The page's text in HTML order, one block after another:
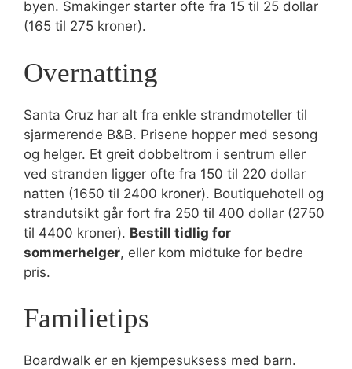
byen. Smakinger starter ofte fra 15 til 25 dollar
(165 til 275 kroner).
Overnatting
Santa Cruz har alt fra enkle strandmoteller til
sjarmerende B&B. Prisene hopper med sesong
og helger. Et greit dobbeltrom i sentrum eller
ved stranden ligger ofte fra 150 til 220 dollar
natten (1650 til 2400 kroner). Boutiquehotell og
strandutsikt går fort fra 250 til 400 dollar (2750
til 4400 kroner). Bestill tidlig for
sommerhelger, eller kom midtuke for bedre
pris.
Familietips
Boardwalk er en kjempesuksess med barn.